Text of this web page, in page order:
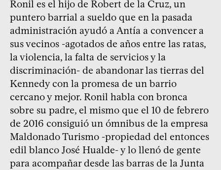
Ronil es el hijo de Robert de la Cruz, un
puntero barrial a sueldo que en la pasada
administración ayudó a Antía a convencer a
sus vecinos -agotados de años entre las ratas,
la violencia, la falta de servicios y la
discriminación- de abandonar las tierras del
Kennedy con la promesa de un barrio
cercano y mejor. Ronil habla con bronca
sobre su padre, el mismo que el 10 de febrero
de 2016 consiguió un ómnibus de la empresa
Maldonado Turismo -propiedad del entonces
edil blanco José Hualde- y lo llenó de gente
para acompañar desde las barras de la Junta